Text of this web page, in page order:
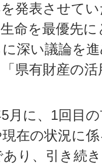
発表させて
命を最優先
深い議論を
県有財産の
月に、1回目
在の状況に
り、引き続